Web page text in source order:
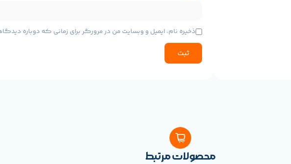
ذخیره نام، ایمیل و وبسایت من در مرورگر برای زمانی که دوباره
محصولات مرتبط